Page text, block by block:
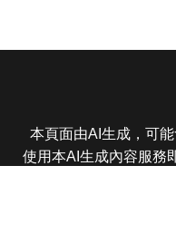
本頁面由AI生成，可
使用本AI生成內容服務